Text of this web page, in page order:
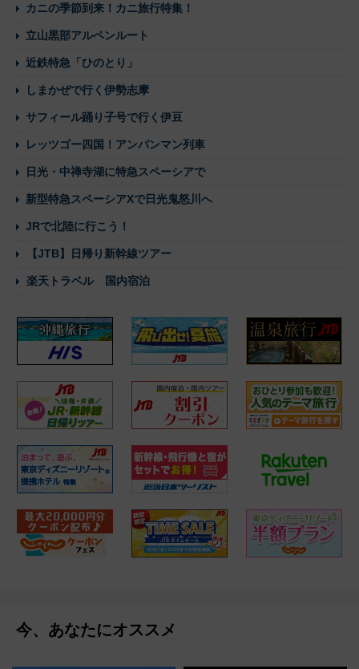
カニの季節到来！カニ旅行特集！
立山黒部アルペンルート
近鉄特急「ひのとり」
しまかぜで行く伊勢志摩
サフィール踊り子号で行く伊豆
レッツゴー四国！アンパンマン列車
日光・中禅寺湖に特急スペーシアで
新型特急スペーシアXで日光鬼怒川へ
JRで北陸に行こう！
【JTB】日帰り新幹線ツアー
楽天トラベル 国内宿泊
今、あなたにオススメ